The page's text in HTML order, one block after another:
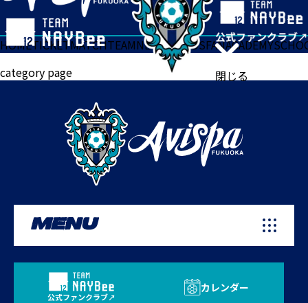
閉じる
HOMETICKETMATCHTEAMNEWSGOODSFANACADEMY
category page
MENU
公式ファンクラブ
カレンダー